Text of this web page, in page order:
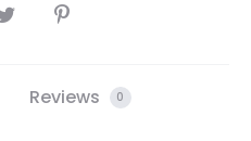
Reviews 0